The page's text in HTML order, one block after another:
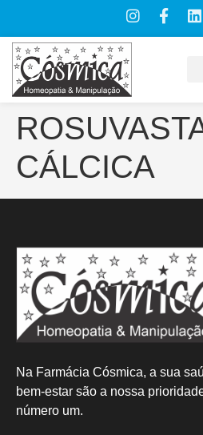
CÁLCICA
Na Farmácia Cósmica, a sua
bem-estar são a nossa
número um.